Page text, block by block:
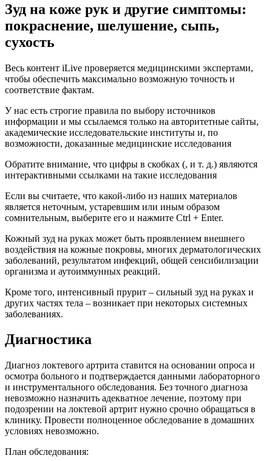
Зуд на коже рук и другие симптомы:
покраснение, шелушение, сыпь,
сухость
Весь контент iLive проверяется медицинскими экспертами,
чтобы обеспечить максимально возможную точность и
соответствие фактам.
У нас есть строгие правила по выбору источников
информации и мы ссылаемся только на авторитетные сайты,
академические исследовательские институты и, по
возможности, доказанные медицинские исследования
Обратите внимание, что цифры в скобках (, и т. д.) являются
интерактивными ссылками на такие исследования
Если вы считаете, что какой-либо из наших материалов
является неточным, устаревшим или иным образом
сомнительным, выберите его и нажмите Ctrl + Enter.
Кожный зуд на руках может быть проявлением внешнего
воздействия на кожные покровы, многих дерматологических
заболеваний, результатом инфекций, общей сенсибилизации
организма и аутоиммунных реакций.
Кроме того, интенсивный прурит – сильный зуд на руках и
других частях тела – возникает при некоторых системных
заболеваниях.
Диагностика
Диагноз локтевого артрита ставится на основании опроса и
осмотра больного и подтверждается данными лабораторного
и инструментального обследования. Без точного диагноза
невозможно назначить адекватное лечение, поэтому при
подозрении на локтевой артрит нужно срочно обращаться в
клинику. Провести полноценное обследование в домашних
условиях невозможно.
План обследования: